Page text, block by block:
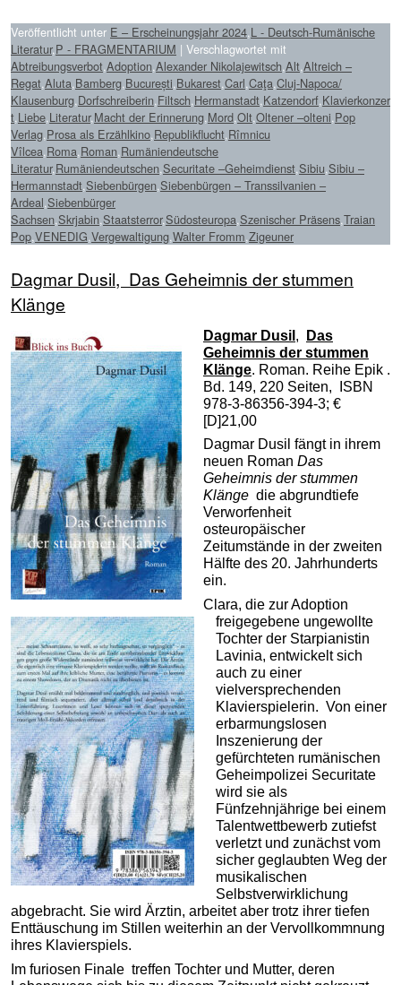
Veröffentlicht unter E – Erscheinungsjahr 2024,L - Deutsch-Rumänische
Literatur,P - FRAGMENTARIUM | Verschlagwortet mit
Abtreibungsverbot,Adoption,Alexander Nikolajewitsch,Alt,Altreich –
Regat,Aluta,Bamberg,București,Bukarest,Carl,Caţa,Cluj-Napoca/
Klausenburg,Dorfschreiberin,Filtsch,Hermanstadt,Katzendorf,Klavierkonzer
t,Liebe,Literatur,Macht der Erinnerung,Mord,Olt,Oltener –olteni,Pop
Verlag,Prosa als Erzählkino,Republikflucht,Rîmnicu
Vîlcea,Roma,Roman,Rumäniendeutsche
Literatur,Rumäniendeutschen,Securitate –Geheimdienst,Sibiu,Sibiu –
Hermannstadt,Siebenbürgen,Siebenbürgen – Transsilvanien –
Ardeal,Siebenbürger
Sachsen,Skrjabin,Staatsterror,Südosteuropa,Szenischer Präsens,Traian
Pop,VENEDIG,Vergewaltigung,Walter Fromm,Zigeuner
Dagmar Dusil, Das Geheimnis der stummen
Klänge
Dagmar Dusil ,
Das
Geheimnis der stummen
Klänge. Roman. Reihe Epik .
Bd. 149, 220 Seiten, ISBN
978-3-86356-394-3; €
[D]21,00
Dagmar Dusil fängt in ihrem
neuen Roman Das
Geheimnis der stummen
Klänge die abgrundtiefe
Verworfenheit
osteuropäischer
Zeitumstände in der zweiten
Hälfte des 20. Jahrhunderts
ein.
Clara, die zur Adoption
freigegebene ungewollte
Tochter der Starpianistin
Lavinia, entwickelt sich
auch zu einer
vielversprechenden
Klavierspielerin. Von einer
erbarmungslosen
Inszenierung der
gefürchteten rumänischen
Geheimpolizei Securitate
wird sie als
Fünfzehnjährige bei einem
Talentwettbewerb zutiefst
verletzt und zunächst vom
sicher geglaubten Weg der
musikalischen
Selbstverwirklichung
abgebracht. Sie wird Ärztin, arbeitet aber trotz ihrer tiefen
Enttäuschung im Stillen weiterhin an der Vervollkommnung
ihres Klavierspiels.
Im furiosen Finale treffen Tochter und Mutter, deren